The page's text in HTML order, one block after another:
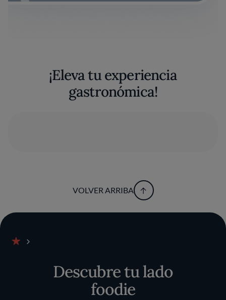
¡Eleva tu experiencia
gastronómica!
VOLVER ARRIBA
Descubre tu lado
foodie